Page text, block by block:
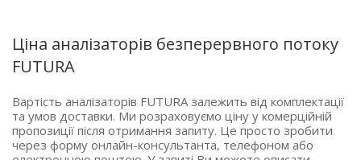
Ціна аналізаторів безперервного потоку
FUTURA
Вартість аналізаторів FUTURA залежить від комплектації
та умов доставки. Ми розраховуємо ціну у комерційній
пропозиції після отримання запиту. Це просто зробити
через форму онлайн-консультанта, телефоном або